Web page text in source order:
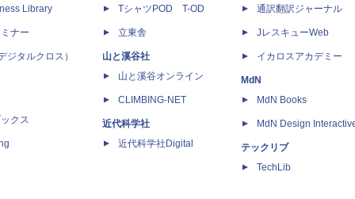
Library
ナー
ジタルクロス）
クス
TシャツPOD T-OD
立東舎
山と溪谷社
山と溪谷オンライン
CLIMBING-NET
近代科学社
近代科学社Digital
通訳翻訳ジャーナル
JレスキューWeb
イカロスアカデミー
MdN
MdN Books
MdN Design
テックリブ
TechLib